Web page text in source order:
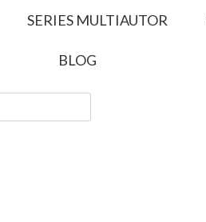
SERIES MULTIAUTOR
BLOG